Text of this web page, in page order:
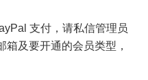
支付，请私信管理员
及要开通的会员类型，